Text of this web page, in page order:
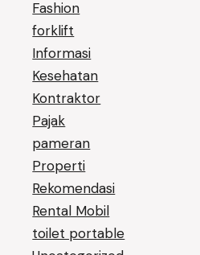
Fashion
forklift
Informasi
Kesehatan
Kontraktor
Pajak
pameran
Properti
Rekomendasi
Rental Mobil
toilet portable